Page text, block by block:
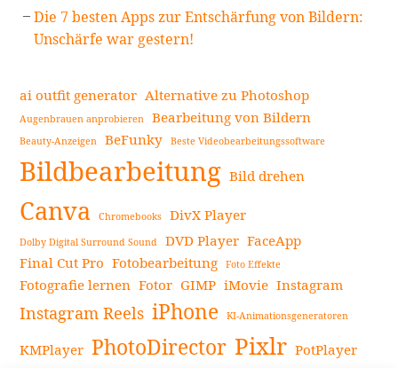
Die 7 besten Apps zur Entschärfung von Bildern:
Unschärfe war gestern!
ai outfit generator Alternative zu Photoshop
Augenbrauen anprobieren Bearbeitung von Bildern
Beauty-Anzeigen BeFunky Beste Videobearbeitungssoftware
Bildbearbeitung Bild drehen
Canva Chromebooks DivX Player
Dolby Digital Surround Sound DVD Player FaceApp
Final Cut Pro Fotobearbeitung Foto Effekte
Fotografie lernen Fotor GIMP iMovie Instagram
Instagram Reels iPhone KI-Animationsgeneratoren
KMPlayer PhotoDirector Pixlr PotPlayer